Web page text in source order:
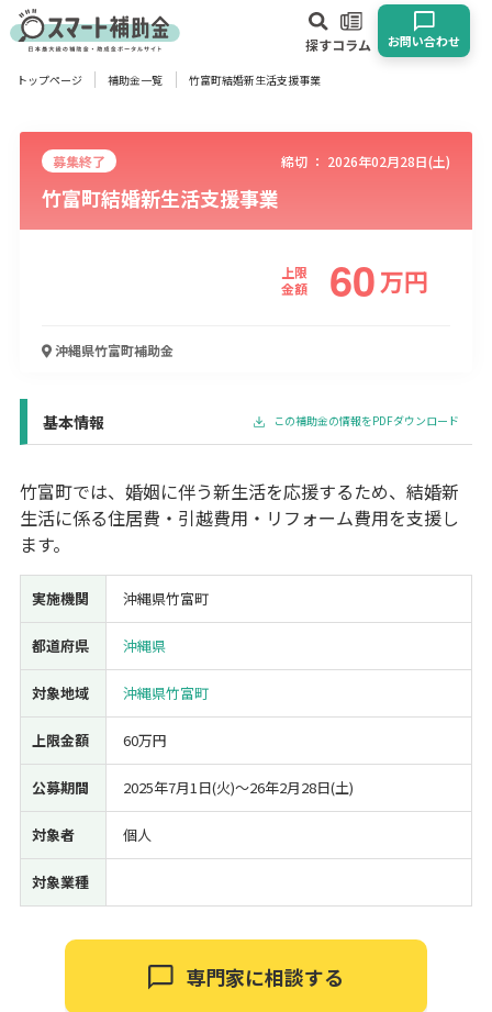
探すコラム お問い合わせ
対象
企業 団体 個人 その他
エリア
物流・運輸業 製造業
宿泊･旅館業
使い道
経営改善・経営強化 販路拡大 海外展開 設備投資
IT導入
人材採用・雇用
受付中のみ
トップページ 補助金一覧 竹富町結婚新生活支援事業
募集終了 締切 ： 2026年02月28日(土)
竹富町結婚新生活支援事業
上限
金額
60万円
沖縄県竹富町補助金
基本情報 この補助金の情報をPDFダウンロード
竹富町では、婚姻に伴う新生活を応援するため、結婚新
生活に係る住居費・引越費用・リフォーム費用を支援し
ます。
実施機関 沖縄県竹富町
都道府県 沖縄県
対象地域 沖縄県竹富町
上限金額 60万円
公募期間 2025年7月1日(火)〜26年2月28日(土)
対象者 個人
対象業種
専門家に相談する